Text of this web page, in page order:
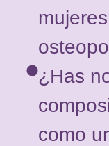
¿Has
como